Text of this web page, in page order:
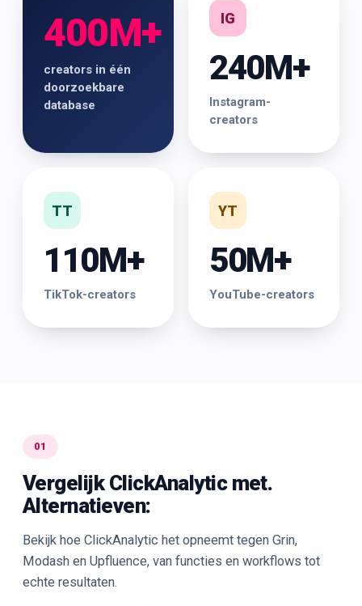
400M+
creators in één
doorzoekbare
database
IG
240M+
Instagram-
creators
TT
110M+
TikTok-creators
YT
50M+
YouTube-creators
01
Vergelijk ClickAnalytic met.
Alternatieven:
Bekijk hoe ClickAnalytic het opneemt tegen Grin,
Modash en Upfluence, van functies en workflows tot
echte resultaten.